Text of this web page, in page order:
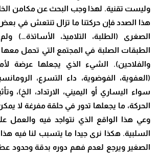
وليست تقنية. لهذا وجب البحث عن مكامن
هذا الصدد فإن حركتنا ما تزال تنتعش في بعض
الصغرى (الطلبة، التلاميذ، الأساتذة…)
الطبقات الصلبة في المجتمع التي تحمل
والفلاحين). الشيء الذي يجعلها عرضة
(العفوية، الفوضوية، داء التسرع،
سواء اليساري أو اليميني، الارتداد، الخ)،
الحركة، ما يجعلها تدور في حلقة مفرغة لا
وعي هذا الواقع الذي نتواجد فيه والعمل
السلبية. هكذا نرى جيدا ما يتسبب لنا فيه
الصغير ويرجع لعدم فهم دوره بدقة وحدود